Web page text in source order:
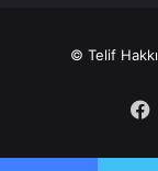
© Telif